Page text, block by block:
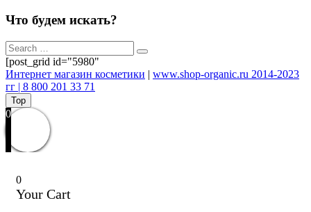
Что будем искать?
[post_grid id="5980"
Интернет магазин косметики | www.shop-organic.ru 2014-2023
гг | 8 800 201 33 71
Top
0
0
Your Cart